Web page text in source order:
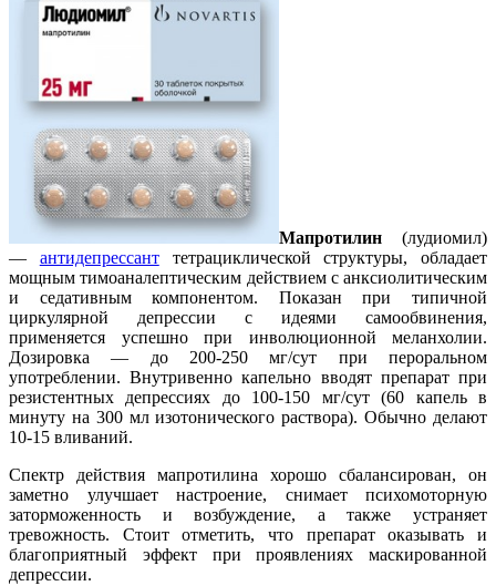
Мапротилин (лудиомил)
— антидепрессанттетрациклической структуры, обладает
мощным тимоаналептическим действием с анксиолитическим
и седативным компонентом. Показан при типичной
циркулярной депрессии с идеями самообвинения,
применяется успешно при инволюционной меланхолии.
Дозировка — до 200-250 мг/сут при пероральном
употреблении. Внутривенно капельно вводят препарат при
резистентных депрессиях до 100-150 мг/сут (60 капель в
минуту на 300 мл изотонического раствора). Обычно делают
10-15 вливаний.
Спектр действия мапротилина хорошо сбалансирован, он
заметно улучшает настроение, снимает психомоторную
заторможенность и возбуждение, а также устраняет
тревожность. Стоит отметить, что препарат оказывать и
благоприятный эффект при проявлениях маскированной
депрессии.